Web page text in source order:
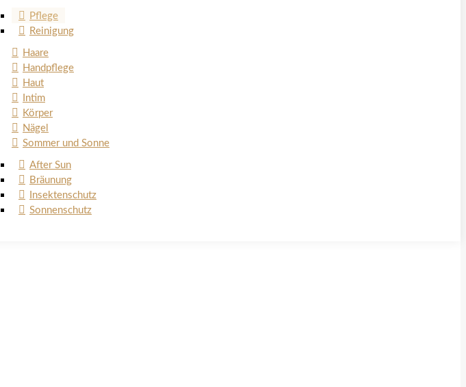
Pflege
Reinigung
Haare
Handpflege
Haut
Intim
Körper
Nägel
Sommer und Sonne
After Sun
Bräunung
Insektenschutz
Sonnenschutz